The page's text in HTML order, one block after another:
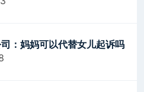
：妈妈可以代替女儿起诉吗